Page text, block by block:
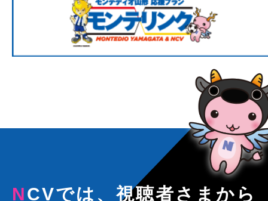
NCVでは、視聴者さまから